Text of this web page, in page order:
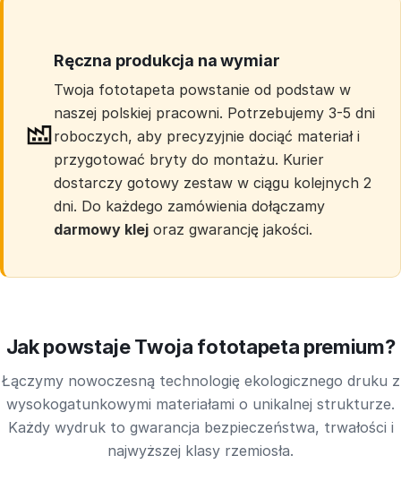
Ręczna produkcja na wymiar
Twoja fototapeta powstanie od podstaw w
naszej polskiej pracowni. Potrzebujemy 3-5 dni
roboczych, aby precyzyjnie dociąć materiał i
przygotować bryty do montażu. Kurier
dostarczy gotowy zestaw w ciągu kolejnych 2
dni. Do każdego zamówienia dołączamy
darmowy klej oraz gwarancję jakości.
Jak powstaje Twoja fototapeta premium?
Łączymy nowoczesną technologię ekologicznego druku z
wysokogatunkowymi materiałami o unikalnej strukturze.
Każdy wydruk to gwarancja bezpieczeństwa, trwałości i
najwyższej klasy rzemiosła.